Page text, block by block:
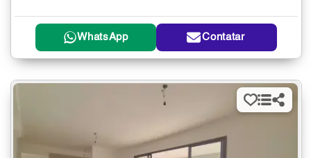
WhatsApp Contatar